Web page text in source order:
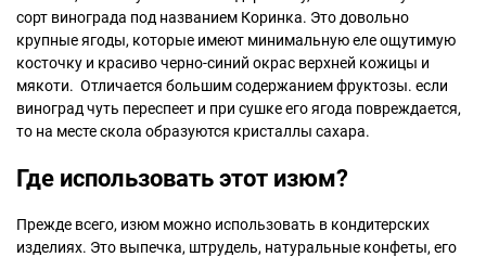
сорт винограда под названием Коринка. Это довольно
крупные ягоды, которые имеют минимальную еле ощутимую
косточку и красиво черно-синий окрас верхней кожицы и
мякоти. Отличается большим содержанием фруктозы. если
виноград чуть переспеет и при сушке его ягода повреждается,
то на месте скола образуются кристаллы сахара.
Где использовать этот изюм?
Прежде всего, изюм можно использовать в кондитерских
изделиях. Это выпечка, штрудель, натуральные конфеты, его